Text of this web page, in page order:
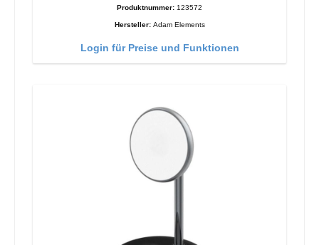
Produktnummer: 123572
Hersteller: Adam Elements
Login für Preise und Funktionen